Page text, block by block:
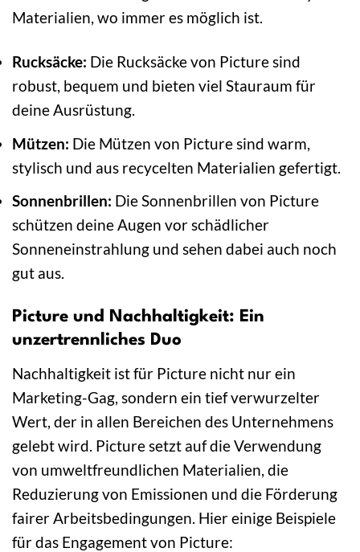
Materialien, wo immer es möglich ist.
Rucksäcke: Die Rucksäcke von Picture sind
robust, bequem und bieten viel Stauraum für
deine Ausrüstung.
Mützen: Die Mützen von Picture sind warm,
stylisch und aus recycelten Materialien gefertigt.
Sonnenbrillen: Die Sonnenbrillen von Picture
schützen deine Augen vor schädlicher
Sonneneinstrahlung und sehen dabei auch noch
gut aus.
Picture und Nachhaltigkeit: Ein
unzertrennliches Duo
Nachhaltigkeit ist für Picture nicht nur ein
Marketing-Gag, sondern ein tief verwurzelter
Wert, der in allen Bereichen des Unternehmens
gelebt wird. Picture setzt auf die Verwendung
von umweltfreundlichen Materialien, die
Reduzierung von Emissionen und die Förderung
fairer Arbeitsbedingungen. Hier einige Beispiele
für das Engagement von Picture: